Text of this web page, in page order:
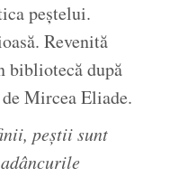
peștelui.
Revenită
bibliotecă după
de Mircea Eliade.
peștii sunt